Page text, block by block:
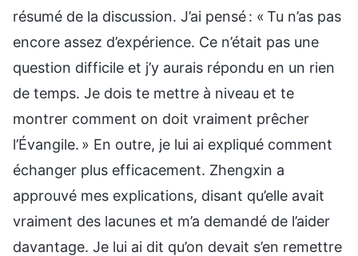
résumé de la discussion. J’ai pensé : « Tu n’as pas
encore assez d’expérience. Ce n’était pas une
question difficile et j’y aurais répondu en un rien
de temps. Je dois te mettre à niveau et te
montrer comment on doit vraiment prêcher
l’Évangile. » En outre, je lui ai expliqué comment
échanger plus efficacement. Zhengxin a
approuvé mes explications, disant qu’elle avait
vraiment des lacunes et m’a demandé de l’aider
davantage. Je lui ai dit qu’on devait s’en remettre